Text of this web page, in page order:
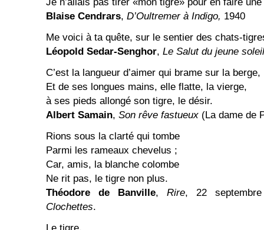
Blaise Cendrars, D’Oultremer à Indigo, 1940
Me voici à ta quête, sur le sentier des chats-
Léopold Sedar-Senghor, Le Salut du jeune soleil
C’est la langueur d’aimer qui brame sur la berge,
Et de ses longues mains, elle flatte, la vierge,
à ses pieds allongé son tigre, le désir.
Albert Samain, Son rêve fastueux (La dame de
Rions sous la clarté qui tombe
Parmi les rameaux chevelus ;
Car, amis, la blanche colombe
Ne rit pas, le tigre non plus.
Théodore de Banville, Rire, 22
Clochettes.